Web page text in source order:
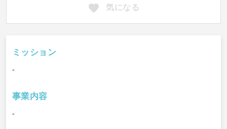
気になる
ミッション
-
事業内容
-